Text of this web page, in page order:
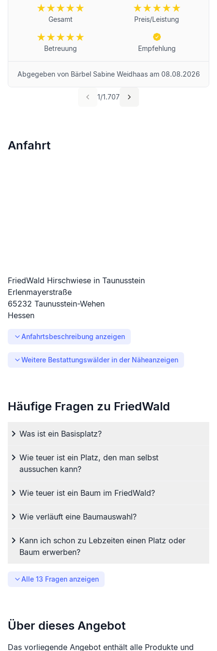
1/1.707
Gesamt Preis/Leistung
Betreuung Empfehlung
Abgegeben von Bärbel Sabine Weidhaasam 08.08.2026
Anfahrt
FriedWald Hirschwiese in Taunusstein
Erlenmayerstraße
65232 Taunusstein-Wehen
Hessen
Anfahrtsbeschreibung anzeigen
Weitere Bestattungswälder in der Näheanzeigen
Häufige Fragen zu FriedWald
Was ist ein Basisplatz?
Wie teuer ist ein Platz, den man selbst
aussuchen kann?
Wie teuer ist ein Baum im FriedWald?
Wie verläuft eine Baumauswahl?
Kann ich schon zu Lebzeiten einen Platz oder
Baum erwerben?
Alle 13 Fragen anzeigen
Über dieses Angebot
Das vorliegende Angebot enthält alle Produkte und